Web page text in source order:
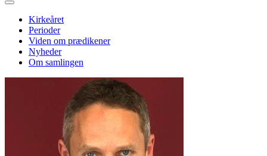
Kirkeåret
Perioder
Viden om prædikener
Nyheder
Om samlingen